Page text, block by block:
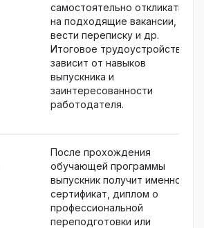
самостоятельно откликаться
на подходящие вакансии,
вести переписку и др.
Итоговое трудоустройство
зависит от навыков
выпускника и
заинтересованности
работодателя.
После прохождения
обучающей программы
выпускник получит именной
сертификат, диплом о
профессиональной
переподготовки или